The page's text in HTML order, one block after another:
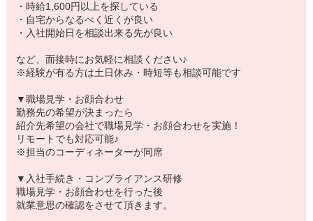
・時給1,600円以上を探している
・自宅からなるべく近くが良い
・入社開始日を相談出来る先が良い
など、面接時にお気軽に相談ください♪
※経験が有る方は土日休み・時短等も相談可能です
▼職場見学・お顔合わせ
勤務先の希望が決まったら
紹介先希望の会社で職場見学・お顔合わせを実施！
リモートでも対応可能♪
※担当のコーディネーターが同席
▼入社手続き・コンプライアンス研修
職場見学・お顔合わせを行った後
就業意思の確認をさせて頂きます。